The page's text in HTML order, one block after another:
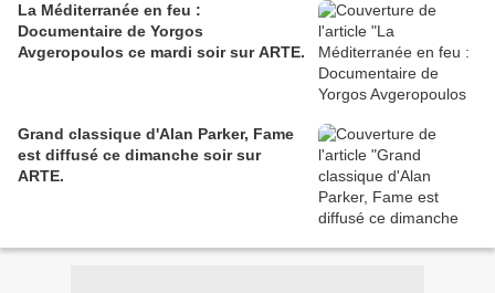
La Méditerranée en feu :
Documentaire de Yorgos
Avgeropoulos ce mardi soir sur ARTE.
Grand classique d'Alan Parker, Fame
est diffusé ce dimanche soir sur
ARTE.